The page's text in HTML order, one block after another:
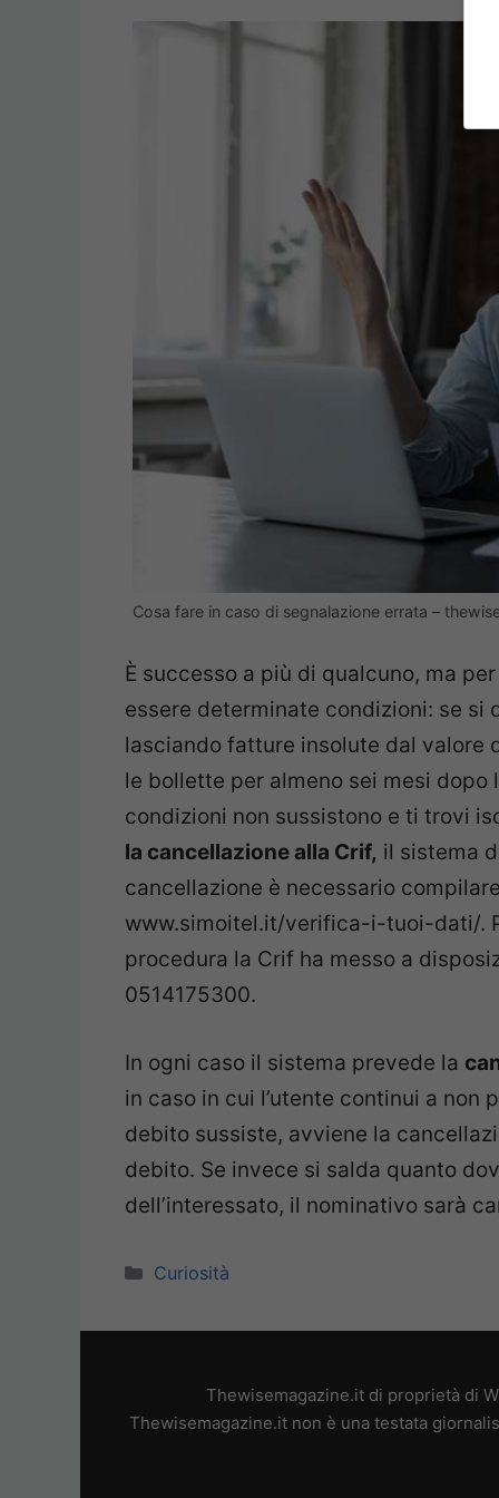
Cosa fare in caso di segnalazione errata –
È successo a più di qualcuno, ma
essere determinate condizioni: se
lasciando fatture insolute dal valore
le bollette per almeno sei mesi dopo
condizioni non sussistono e ti trovi
la cancellazione alla Crif, il sistema
cancellazione è necessario
www.simoitel.it/verifica-i-tuoi-dati/.
procedura la Crif ha messo a
0514175300.
In ogni caso il sistema prevede la
in caso in cui l’utente continui a
debito sussiste, avviene la
debito. Se invece si salda quanto
dell’interessato, il nominativo sarà
Categorie
Curiosità
Thewisemagazine.it di proprietà di
Thewisemagazine.it non è una testata